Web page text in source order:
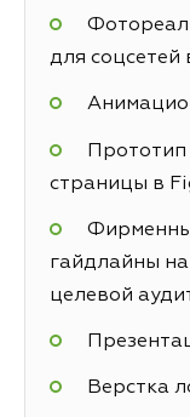
для
страницы в
гайдлайны
целевой
Верстка